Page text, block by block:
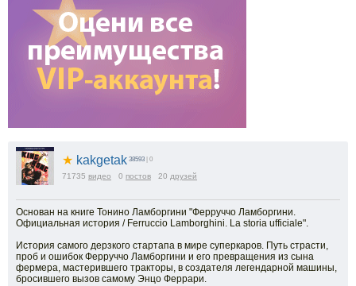
★ kakgetak 38593 | 0
71735 видео 0 постов 20 друзей
Основан на книге Тонино Ламборгини "Ферруччо Ламборгини.
Официальная история / Ferruccio Lamborghini. La storia ufficiale".
История самого дерзкого стартапа в мире суперкаров. Путь страсти,
проб и ошибок Ферруччо Ламборгини и его превращения из сына
фермера, мастерившего тракторы, в создателя легендарной машины,
бросившего вызов самому Энцо Феррари.